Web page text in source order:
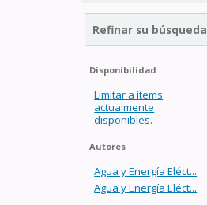
Refinar su búsqueda
Disponibilidad
Limitar a ítems
actualmente
disponibles.
Autores
Agua y Energía Eléct...
Agua y Energía Eléct...